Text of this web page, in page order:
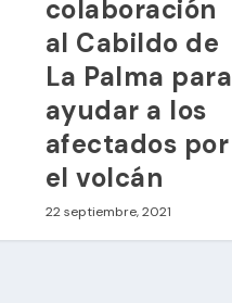
colaboración
al Cabildo de
La Palma para
ayudar a los
afectados por
el volcán
22 septiembre, 2021